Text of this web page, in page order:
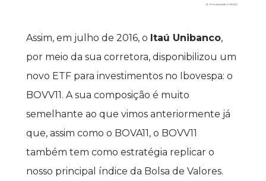
Assim, em julho de 2016, o Itaú Unibanco,
por meio da sua corretora, disponibilizou um
novo ETF para investimentos no Ibovespa: o
BOVV11. A sua composição é muito
semelhante ao que vimos anteriormente já
que, assim como o BOVA11, o BOVV11
também tem como estratégia replicar o
nosso principal índice da Bolsa de Valores.